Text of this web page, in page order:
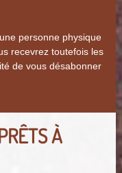
personne physique
recevrez toutefois les
de vous désabonner
À